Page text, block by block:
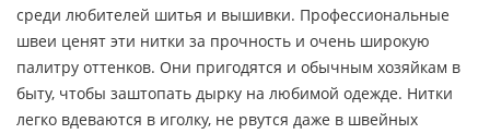
среди любителей шитья и вышивки. Профессиональные
швеи ценят эти нитки за прочность и очень широкую
палитру оттенков. Они пригодятся и обычным хозяйкам в
быту, чтобы заштопать дырку на любимой одежде. Нитки
легко вдеваются в иголку, не рвутся даже в швейных